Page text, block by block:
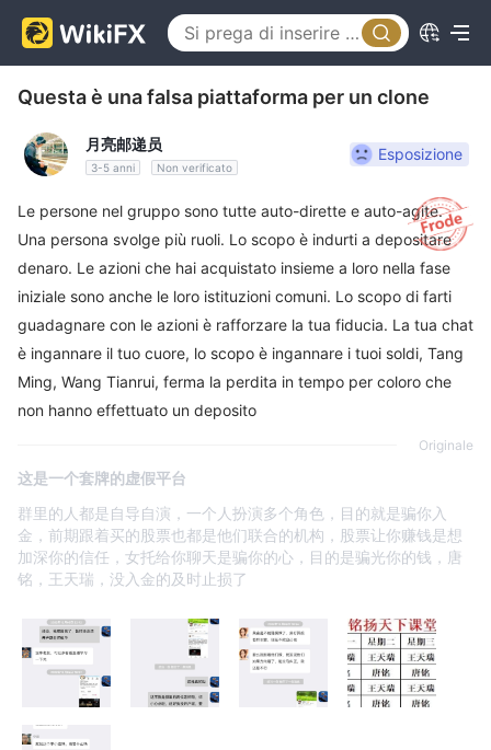
Questa è una falsa piattaforma per un clone
月亮邮递员
3-5 anni Non verificato
Esposizione
Le persone nel gruppo sono tutte auto-dirette e auto-agite.
Una persona svolge più ruoli. Lo scopo è indurti a depositare
denaro. Le azioni che hai acquistato insieme a loro nella fase
iniziale sono anche le loro istituzioni comuni. Lo scopo di farti
guadagnare con le azioni è rafforzare la tua fiducia. La tua chat
è ingannare il tuo cuore, lo scopo è ingannare i tuoi soldi, Tang
Ming, Wang Tianrui, ferma la perdita in tempo per coloro che
non hanno effettuato un deposito
Originale
这是一个套牌的虚假平台
群里的人都是自导自演，一个人扮演多个角色，目的就是骗你入
金，前期跟着买的股票也都是他们联合的机构，股票让你赚钱是想
加深你的信任，女托给你聊天是骗你的心，目的是骗光你的钱，唐
铭，王天瑞，没入金的及时止损了